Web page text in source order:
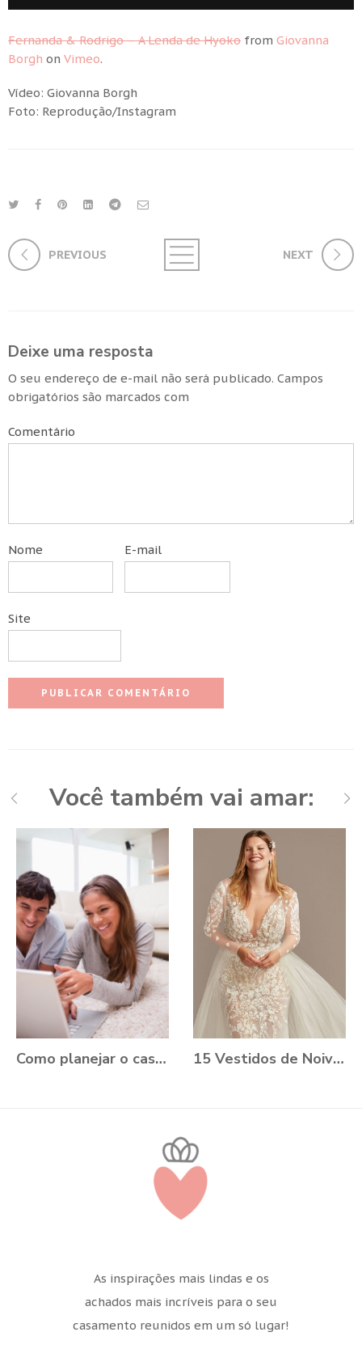
Fernanda & Rodrigo – A Lenda de Hyoko from Giovanna
Borgh on Vimeo.
Vídeo: Giovanna Borgh
Foto: Reprodução/Instagram
PREVIOUS NEXT
Deixe uma resposta
O seu endereço de e-mail não será publicado. Campos
obrigatórios são marcados com
Comentário
Nome E-mail
Site
Você também vai amar:
Como planejar o casamento durante a Pandemia? 15 Vestidos de Noiva Plus Size para você se apaixonar
As inspirações mais lindas e os
achados mais incríveis para o seu
casamento reunidos em um só lugar!